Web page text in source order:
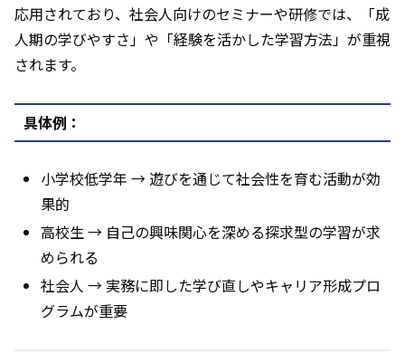
応用されており、社会人向けのセミナーや研修では、「成
人期の学びやすさ」や「経験を活かした学習方法」が重視
されます。
具体例：
小学校低学年 → 遊びを通じて社会性を育む活動が効
果的
高校生 → 自己の興味関心を深める探求型の学習が求
められる
社会人 → 実務に即した学び直しやキャリア形成プロ
グラムが重要